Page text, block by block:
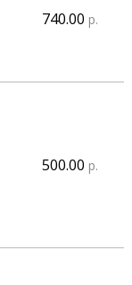
740.00 р.
500.00 р.